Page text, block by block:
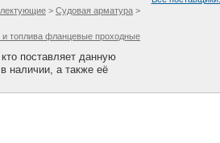
Все службы
> Судовая арматура >
топлива фланцевые проходные
поставляет данную
наличии, а также её